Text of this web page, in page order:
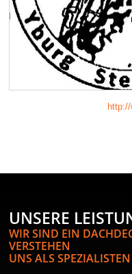
UNSERE
WIR SIND EIN
VERSTEHEN
UNS ALS